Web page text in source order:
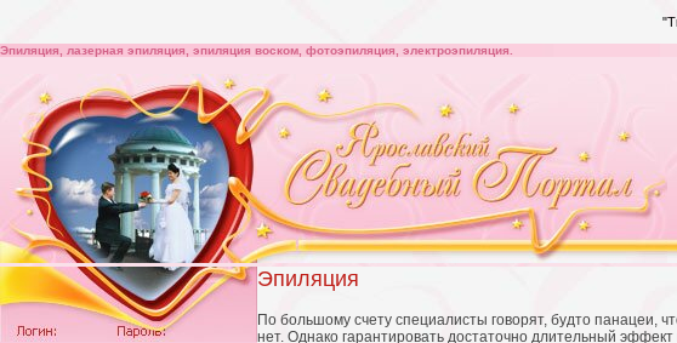
Эпиляция, лазерная эпиляция, эпиляция воском, фотоэпиляция, электроэпиляция.
Эпиляция
По большому счету специалисты говорят, будто панацеи,
нет. Однако гарантировать достаточно длительный